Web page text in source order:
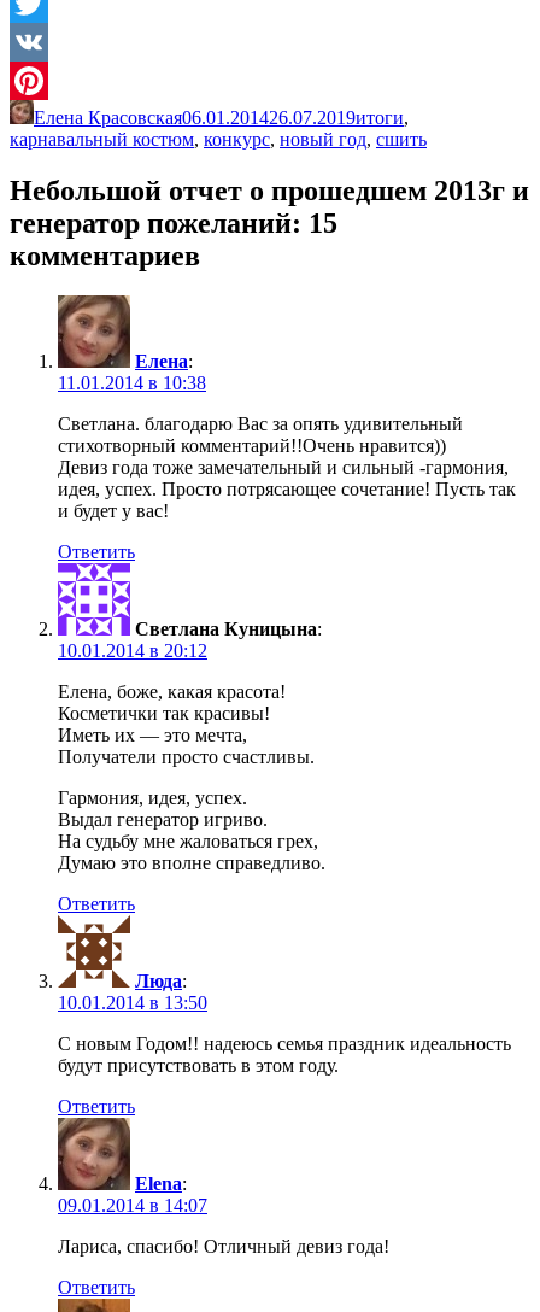
Twitter
VK
Pinterest
Елена Красовская06.01.201426.07.2019итоги,
карнавальный костюм, конкурс, новый год, сшить
Небольшой отчет о прошедшем 2013г и
генератор пожеланий: 15
комментариев
Елена:
11.01.2014 в 10:38
Светлана. благодарю Вас за опять удивительный
стихотворный комментарий!!Очень нравится))
Девиз года тоже замечательный и сильный -гармония,
идея, успех. Просто потрясающее сочетание! Пусть так
и будет у вас!
Ответить
Светлана Куницына:
10.01.2014 в 20:12
Елена, боже, какая красота!
Косметички так красивы!
Иметь их — это мечта,
Получатели просто счастливы.
Гармония, идея, успех.
Выдал генератор игриво.
На судьбу мне жаловаться грех,
Думаю это вполне справедливо.
Ответить
Люда:
10.01.2014 в 13:50
С новым Годом!! надеюсь семья праздник идеальность
будут присутствовать в этом году.
Ответить
Elena:
09.01.2014 в 14:07
Лариса, спасибо! Отличный девиз года!
Ответить